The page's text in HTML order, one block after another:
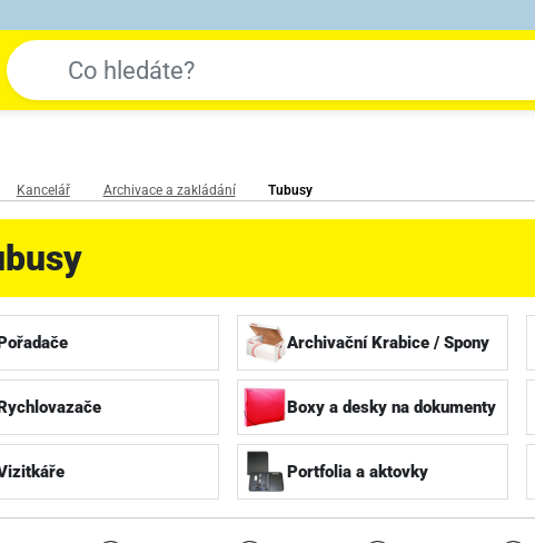
Kancelář Archivace a zakládání Tubusy
Archivační Krabice / Spony
Boxy a desky na dokumenty
Portfolia a aktovky